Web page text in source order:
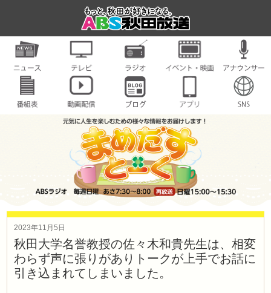
2023年11月5日
秋田大学名誉教授の佐々木和貴先生は、相変
わらず声に張りがありトークが上手でお話に
引き込まれてしまいました。